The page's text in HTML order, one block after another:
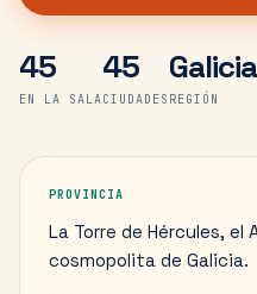
45
EN LA SALA
45
CIUDADES
Galicia
REGIÓN
PROVINCIA
La Torre de Hércules,
cosmopolita de Galicia.